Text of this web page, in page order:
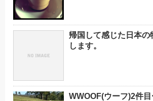
帰国して感じた日本の
します。
WWOOF(ウーフ)2件